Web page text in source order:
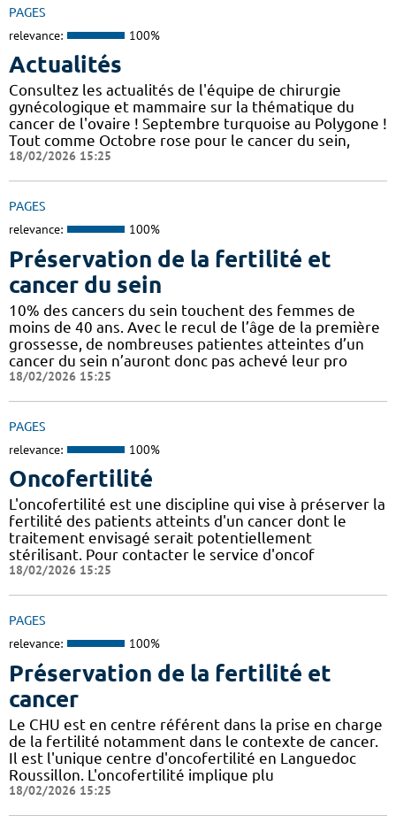
PAGES
relevance: 100%
Actualités
Consultez les actualités de l'équipe de chirurgie
gynécologique et mammaire sur la thématique du
cancer de l'ovaire ! Septembre turquoise au Polygone !
Tout comme Octobre rose pour le cancer du sein,
18/02/2026 15:25
PAGES
relevance: 100%
Préservation de la fertilité et
cancer du sein
10% des cancers du sein touchent des femmes de
moins de 40 ans. Avec le recul de l’âge de la première
grossesse, de nombreuses patientes atteintes d’un
cancer du sein n’auront donc pas achevé leur pro
18/02/2026 15:25
PAGES
relevance: 100%
Oncofertilité
L'oncofertilité est une discipline qui vise à préserver la
fertilité des patients atteints d'un cancer dont le
traitement envisagé serait potentiellement
stérilisant. Pour contacter le service d'oncof
18/02/2026 15:25
PAGES
relevance: 100%
Préservation de la fertilité et
cancer
Le CHU est en centre référent dans la prise en charge
de la fertilité notamment dans le contexte de cancer.
Il est l'unique centre d'oncofertilité en Languedoc
Roussillon. L'oncofertilité implique plu
18/02/2026 15:25